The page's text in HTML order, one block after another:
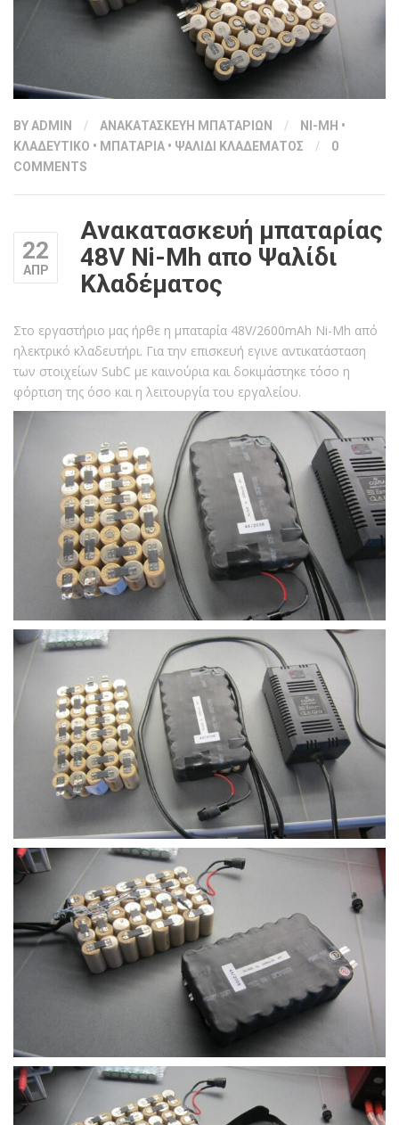
BYADMIN / ΑΝΑΚΑΤΑΣΚΕΥΗ ΜΠΑΤΑΡΙΩΝ / NI-MH •
ΚΛΑΔΕΥΤΙΚΟ • ΜΠΑΤΑΡΙΑ • ΨΑΛΙΔΙ ΚΛΑΔΕΜΑΤΟΣ /
0
COMMENTS
22
ΑΠΡ
Ανακατασκευή μπαταρίας
48V Ni-Mh απο Ψαλίδι
Κλαδέματος
Στο εργαστήριο μας ήρθε η μπαταρία 48V/2600mAh Ni-Mh από
ηλεκτρικό κλαδευτήρι. Για την επισκευή εγινε αντικατάσταση
των στοιχείων SubC με καινούρια και δοκιμάστηκε τόσο η
φόρτιση της όσο και η λειτουργία του εργαλείου.